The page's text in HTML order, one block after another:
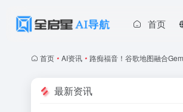
首页
首页 • AI资讯 • 路痴福音！谷歌地图融合
最新资讯